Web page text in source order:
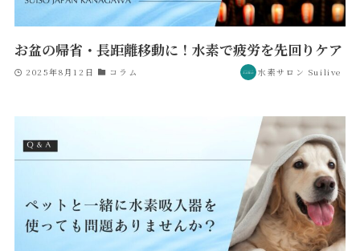
お盆の帰省・長距離移動に！水素で疲労を先回りケア
2025年8月12日 コラム 水素サロン Suilive